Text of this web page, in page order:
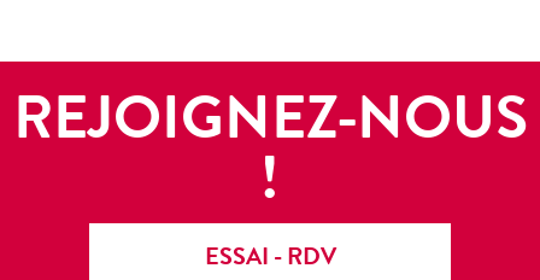
REJOIGNEZ-NOUS
!
ESSAI - RDV